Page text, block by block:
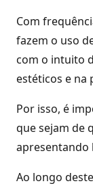
Com
fazem o uso
com o intuito
estéticos e na
Por isso, é
que sejam de
apresentando
Ao longo